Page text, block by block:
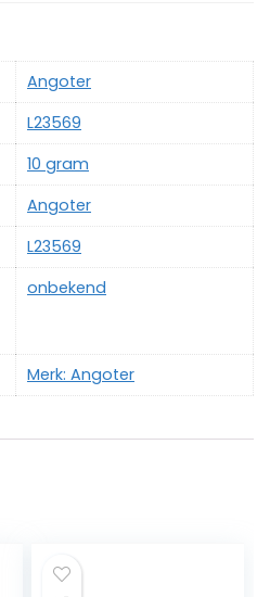
‎Angoter
‎L23569
‎10 gram
‎Angoter
‎L23569
‎onbekend
Merk: Angoter